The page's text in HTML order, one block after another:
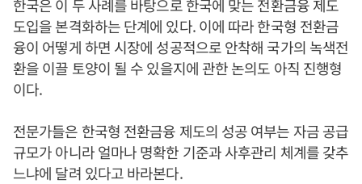
한국은 이 두 사례를 바탕으로 한국에 맞는 전환금융 제도
도입을 본격화하는 단계에 있다. 이에 따라 한국형 전환금
융이 어떻게 하면 시장에 성공적으로 안착해 국가의 녹색전
환을 이끌 토양이 될 수 있을지에 관한 논의도 아직 진행형
이다.
전문가들은 한국형 전환금융 제도의 성공 여부는 자금 공급
규모가 아니라 얼마나 명확한 기준과 사후관리 체계를 갖추
느냐에 달려 있다고 바라본다.